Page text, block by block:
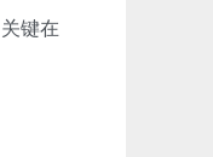
键在